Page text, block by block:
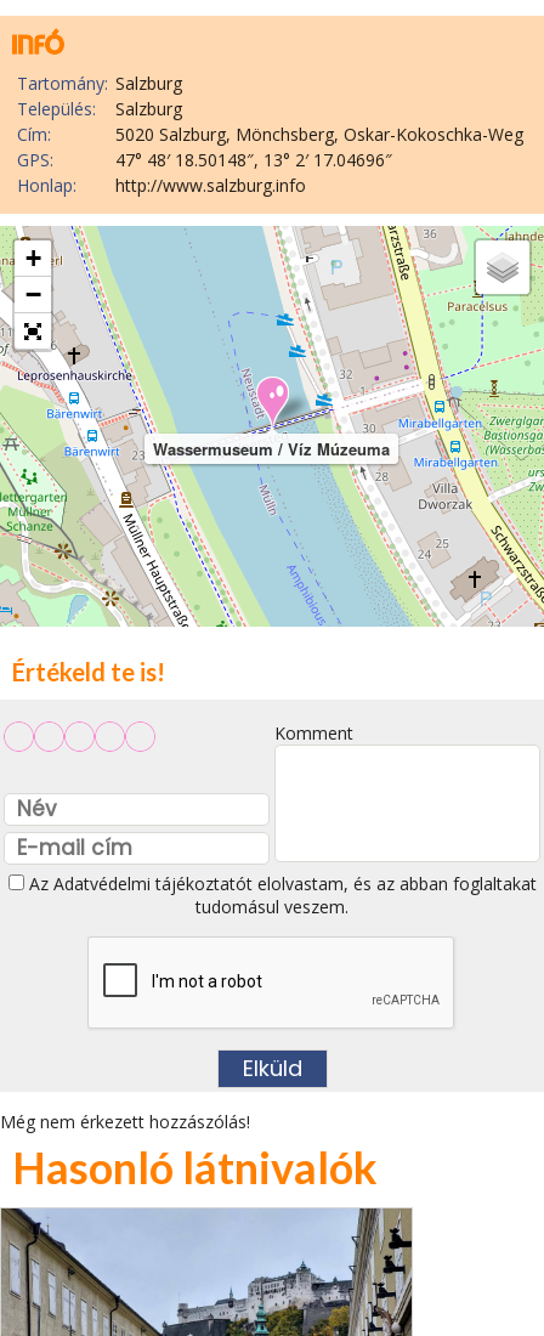
Tartomány: Salzburg
Település:
Salzburg
Cím:
5020 Salzburg, Mönchsberg, Oskar-Kokoschka-Weg
GPS:
47° 48′ 18.50148″, 13° 2′ 17.04696″
Honlap:
http://www.salzburg.info
Wassermuseum / Víz Múzeuma
+
−
Értékeld te is!
Komment
Az Adatvédelmi tájékoztatótelolvastam, és az abban foglaltakat
tudomásul veszem.
Még nem érkezett hozzászólás!
Hasonló látnivalók